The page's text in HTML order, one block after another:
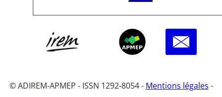
© ADIREM-APMEP - ISSN 1292-8054 - Mentions légales -